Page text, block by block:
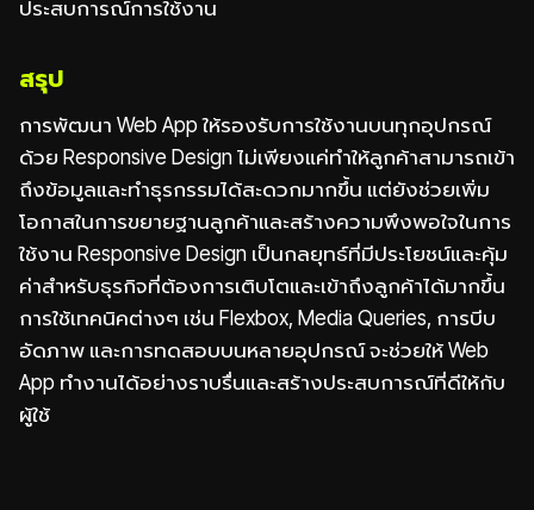
ประสบการณ์การใช้งาน
สรุป
การพัฒนา Web App ให้รองรับการใช้งานบนทุกอุปกรณ์
ด้วย Responsive Design ไม่เพียงแค่ทำให้ลูกค้าสามารถเข้า
ถึงข้อมูลและทำธุรกรรมได้สะดวกมากขึ้น แต่ยังช่วยเพิ่ม
โอกาสในการขยายฐานลูกค้าและสร้างความพึงพอใจในการ
ใช้งาน Responsive Design เป็นกลยุทธ์ที่มีประโยชน์และคุ้ม
ค่าสำหรับธุรกิจที่ต้องการเติบโตและเข้าถึงลูกค้าได้มากขึ้น
การใช้เทคนิคต่างๆ เช่น Flexbox, Media Queries, การบีบ
อัดภาพ และการทดสอบบนหลายอุปกรณ์ จะช่วยให้ Web
App ทำงานได้อย่างราบรื่นและสร้างประสบการณ์ที่ดีให้กับ
ผู้ใช้